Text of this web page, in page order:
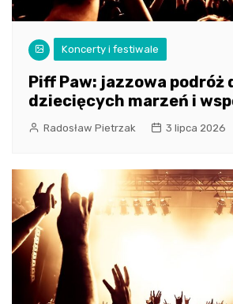
Koncerty i festiwale
Piff Paw: jazzowa podróż
dziecięcych marzeń i
Radosław Pietrzak 3 lipca 2026